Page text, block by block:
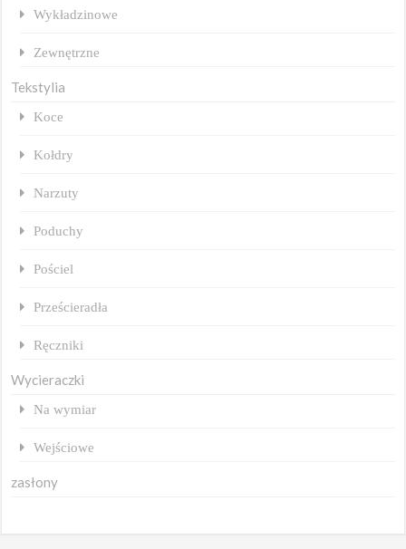
Wykładzinowe
Zewnętrzne
Tekstylia
Koce
Kołdry
Narzuty
Poduchy
Pościel
Prześcieradła
Ręczniki
Wycieraczki
Na wymiar
Wejściowe
zasłony